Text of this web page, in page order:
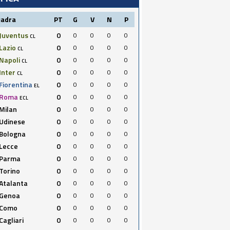
PT G V N P
Juventus CL 0 0 0 0
0
Lazio CL 0 0 0 0
0
Napoli CL 0 0 0 0
0
Inter CL 0 0 0 0
0
Fiorentina EL 0 0 0 0
0
Roma ECL 0 0 0 0
0
Milan 0 0 0 0
0
Udinese 0 0 0 0
0
Bologna 0 0 0 0
0
Lecce 0 0 0 0
0
Parma 0 0 0 0
0
Torino 0 0 0 0
0
0 0 0 0
0
Genoa 0 0 0 0
0
Como 0 0 0 0
0
Cagliari 0 0 0 0
0